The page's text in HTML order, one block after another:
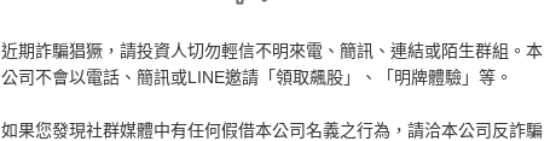
近期詐騙猖獗，請投資人切勿輕信不明來電、簡訊、連結或陌生群組。本
公司不會以電話、簡訊或LINE邀請「領取飆股」、「明牌體驗」等。
如果您發現社群媒體中有任何假借本公司名義之行為，請洽本公司反詐騙